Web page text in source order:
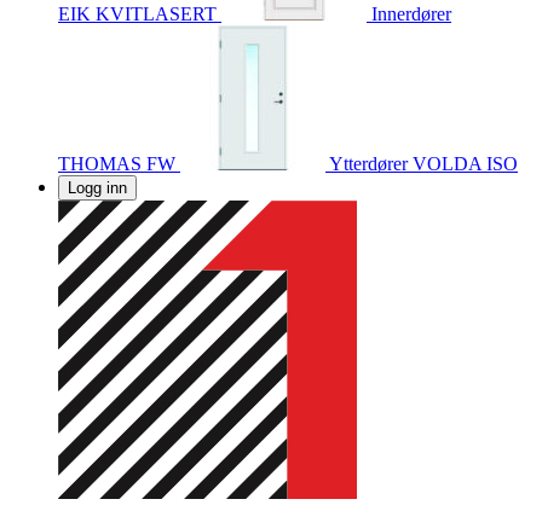
EIK KVITLASERT Innerdører
THOMAS FW YtterdørerVOLDA ISO
Logg inn